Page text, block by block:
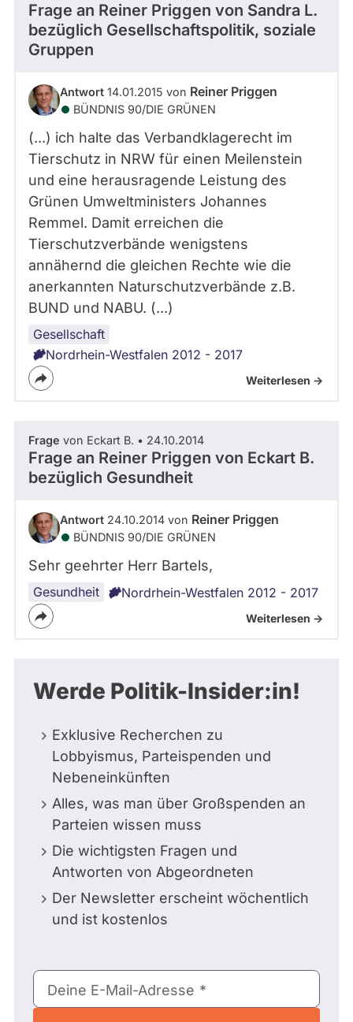
Frage an Reiner Priggen von Sandra L.
bezüglich Gesellschaftspolitik, soziale
Gruppen
Antwort 14.01.2015 von Reiner Priggen
BÜNDNIS 90/­DIE GRÜNEN
(...) ich halte das Verbandklagerecht im
Tierschutz in NRW für einen Meilenstein
und eine herausragende Leistung des
Grünen Umweltministers Johannes
Remmel. Damit erreichen die
Tierschutzverbände wenigstens
annähernd die gleichen Rechte wie die
anerkannten Naturschutzverbände z.B.
BUND und NABU. (...)
Gesellschaft
Nordrhein-Westfalen 2012 - 2017
Weiterlesen ->
Frage von Eckart B. • 24.10.2014
Frage an Reiner Priggen von Eckart B.
bezüglich Gesundheit
Antwort 24.10.2014 von Reiner Priggen
BÜNDNIS 90/­DIE GRÜNEN
Sehr geehrter Herr Bartels,
Gesundheit Nordrhein-Westfalen 2012 - 2017
Weiterlesen ->
Werde Politik-Insider:in!
Exklusive Recherchen zu
Lobbyismus, Parteispenden und
Nebeneinkünften
Alles, was man über Großspenden an
Parteien wissen muss
Die wichtigsten Fragen und
Antworten von Abgeordneten
Der Newsletter erscheint wöchentlich
und ist kostenlos
E-
Mail-
Deine E-Mail-Adresse